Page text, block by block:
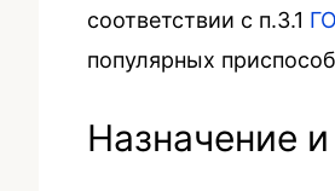
соответствии с п.3.1
популярных
Назначение